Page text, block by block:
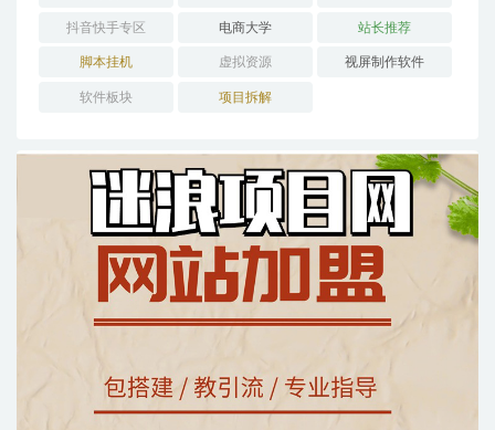
抖音快手专区 电商大学 站长推荐
脚本挂机 虚拟资源 视屏制作软件
软件板块 项目拆解